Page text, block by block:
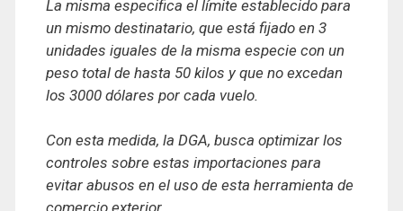
La misma especifica el límite establecido para
un mismo destinatario, que está fijado en 3
unidades iguales de la misma especie con un
peso total de hasta 50 kilos y que no excedan
los 3000 dólares por cada vuelo.
Con esta medida, la DGA, busca optimizar los
controles sobre estas importaciones para
evitar abusos en el uso de esta herramienta de